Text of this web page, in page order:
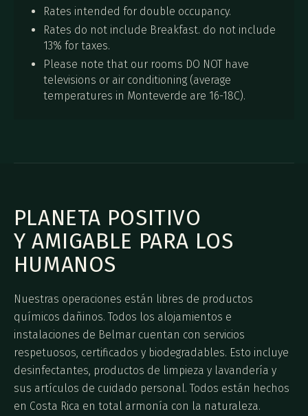
Rates intended for double occupancy.
Rates do not include Breakfast. do not include
13% for taxes.
Please note that our rooms DO NOT have
televisions or air conditioning (average
temperatures in Monteverde are 16-18C).
PLANETA POSITIVO
Y AMIGABLE PARA LOS
HUMANOS
Nuestras operaciones están libres de productos
químicos dañinos. Todos los alojamientos e
instalaciones de Belmar cuentan con servicios
respetuosos, certificados y biodegradables. Esto incluye
desinfectantes, productos de limpieza y lavandería y
sus artículos de cuidado personal. Todos están hechos
en Costa Rica en total armonía con la naturaleza.